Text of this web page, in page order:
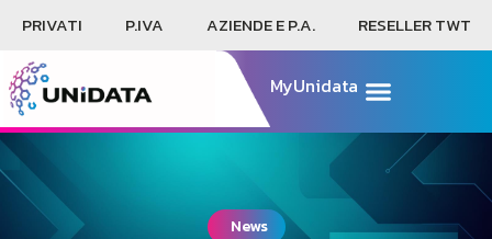
PRIVATI P.IVA AZIENDE E P.A. RESELLER TWT
MyUnidata
News